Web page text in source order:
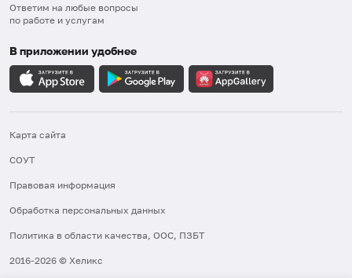
Ответим на любые вопросы
по работе и услугам
В приложении удобнее
Карта сайта
СОУТ
Правовая информация
Обработка персональных данных
Политика в области качества, ООС, ПЗБТ
2016-2026 © Хеликс